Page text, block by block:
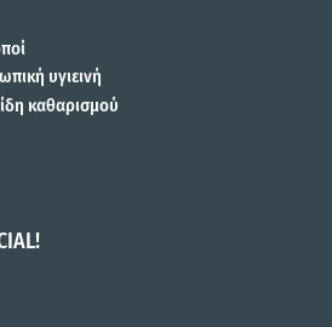
υγιεινή
καθαρισμού